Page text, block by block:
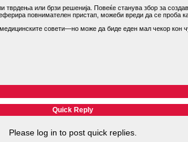
тврдења или брзи решенија. Повеќе станува збор за
повнимателен пристап, можеби вреди да се проба
совети—но може да биде еден мал чекор
Quick Reply
Please log in to post quick replies.